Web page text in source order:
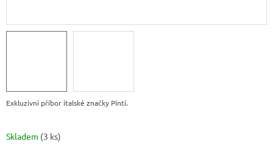
Skladem (3 ks)
Exkluzivní příbor italské značky Pinti.